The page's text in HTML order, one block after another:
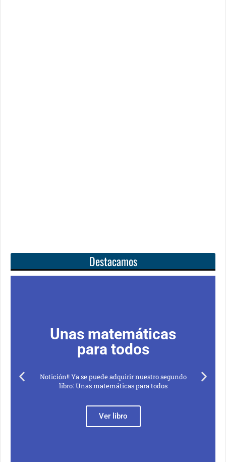
Destacamos
Unas matemáticas
para todos
Notición!! Ya se puede adquirir nuestro segundo
libro: Unas matemáticas para todos
Ver libro